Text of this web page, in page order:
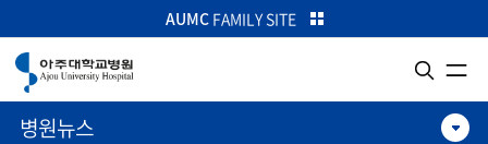
본문으로 가기
주메뉴로 가기
카피라이트로 가기
AUMCFAMILY SITE
병원뉴스